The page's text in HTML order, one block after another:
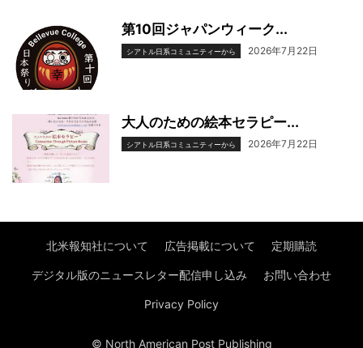
第10回ジャパンウィーク...
シアトル日系コミュニティーから 2026年7月22日
大人のための絵本セラピー...
シアトル日系コミュニティーから 2026年7月22日
北米報知社について 広告掲載について 定期購読
デジタル版のニュースレター配信申し込み お問い合わせ
Privacy Policy
© North American Post Publishing